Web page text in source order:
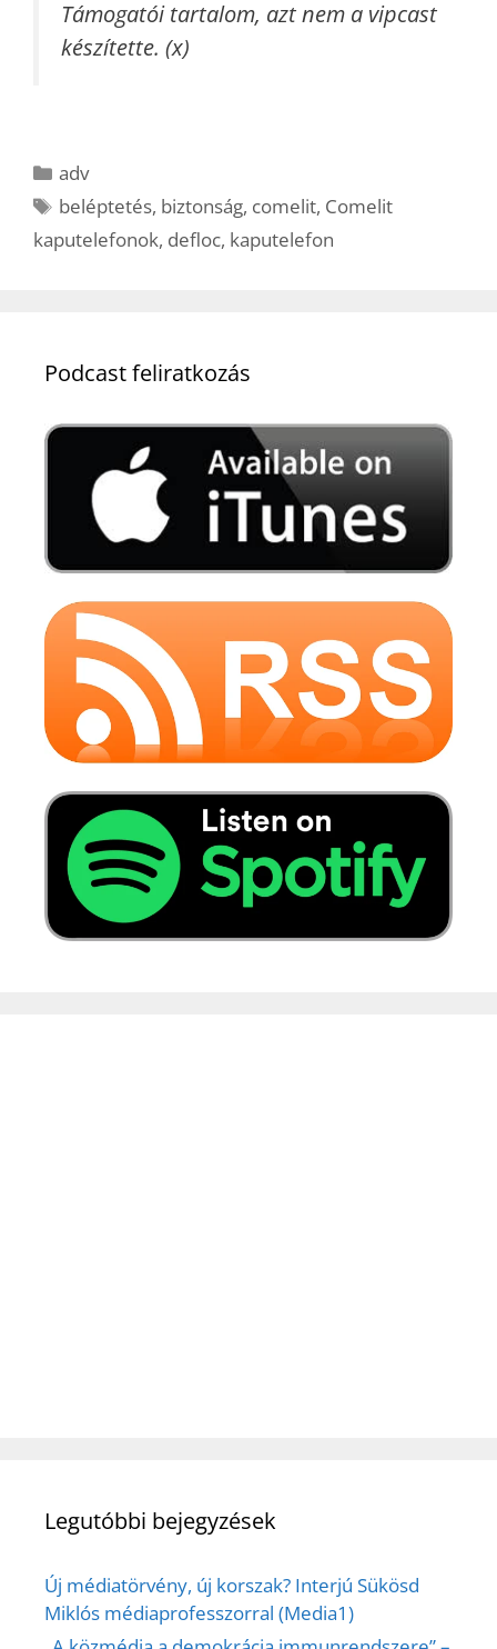
Támogatói tartalom, azt nem a vipcast
készítette. (x)
Kategória
adv
Címkék
beléptetés, biztonság, comelit, Comelit
kaputelefonok, defloc, kaputelefon
Podcast feliratkozás
Legutóbbi bejegyzések
Új médiatörvény, új korszak? Interjú Sükösd
Miklós médiaprofesszorral (Media1)